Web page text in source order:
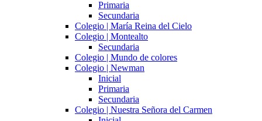
Primaria
Secundaria
Colegio | María Reina del Cielo
Colegio | Montealto
Secundaria
Colegio | Mundo de colores
Colegio | Newman
Inicial
Primaria
Secundaria
Colegio | Nuestra Señora del Carmen